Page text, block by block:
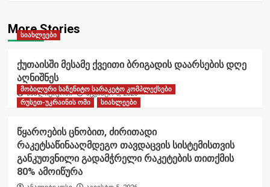
More Stories
სიახლეები
ქუთაისში მესამე ქვეითი ბრიგადის დაარსების დღე
აღნიშნეს
ანალიტიკოსი აგვისტო 6, 2026
მობილური საზენიტო სარაკეტო კომპლექსები
რუსეთ-უკრაინის ომი
სიახლეები
წყაროების ცნობით, ძირითადი
რაკეტსაწინააღმდეგო თავდაცვის სისტემისთვის
განკუთვნილი გადამჭრელი რაკეტების თითქმის
80% ამოიწურა